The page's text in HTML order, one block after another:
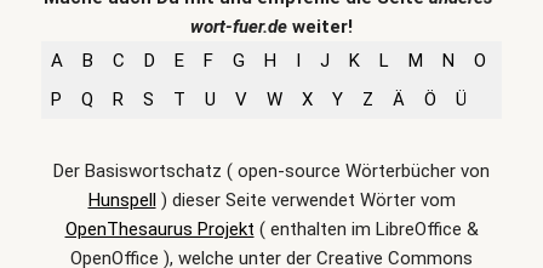
wort-fuer.de weiter!
A
B C D E F G H I J K L M N
O
P
Q R S T U V W X Y Z Ä Ö Ü
Der Basiswortschatz ( open-source Wörterbücher von
Hunspell) dieser Seite verwendet Wörter vom
OpenThesaurus Projekt ( enthalten im LibreOffice &
OpenOffice ), welche unter der Creative Commons